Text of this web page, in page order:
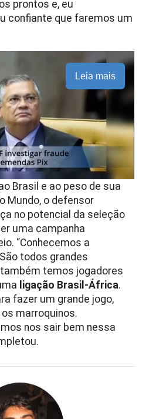
prontos e, eu
confiante que faremos um
Leia mais
Brasil e ao peso de sua
Mundo, o defensor
no potencial da seleção
uma campanha
“Conhecemos a
todos grandes
temos jogadores
ligação Brasil-África.
fazer um grande jogo,
marroquinos.
nos sair bem nessa